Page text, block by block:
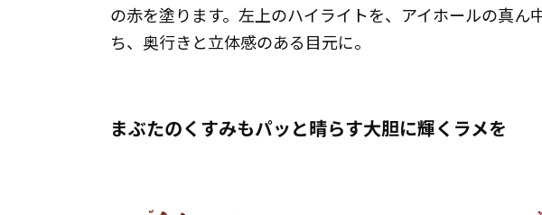
の赤を塗ります。左上のハイライトを、アイホールの真ん
ち、奥行きと立体感のある目元に。
まぶたのくすみもパッと晴らす大胆に輝くラメを